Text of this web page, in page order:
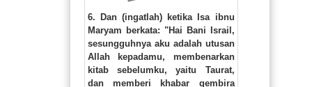
6. Dan (ingatlah) ketika Isa ibnu
Maryam berkata: "Hai Bani Israil,
sesungguhnya aku adalah utusan
Allah kepadamu, membenarkan
kitab sebelumku, yaitu Taurat,
dan memberi khabar gembira